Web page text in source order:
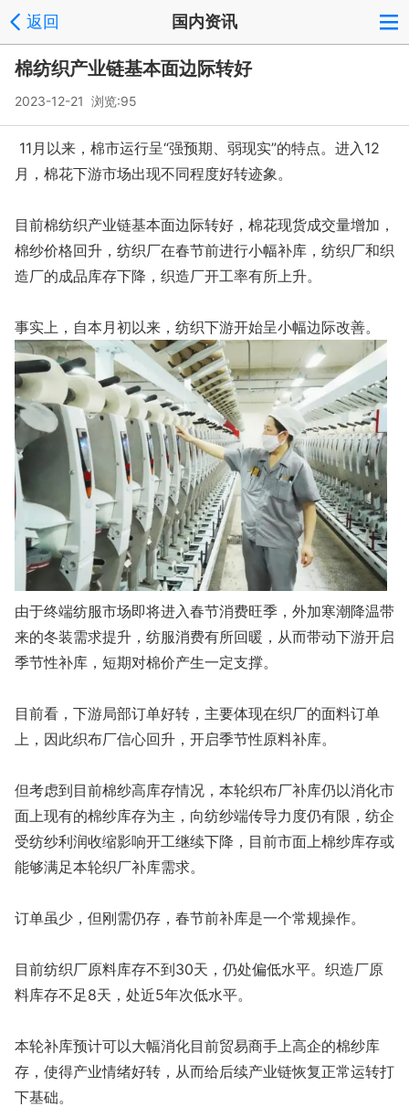
返回 国内资讯
棉纺织产业链基本面边际转好
2023-12-21 浏览:95
11月以来，棉市运行呈“强预期、弱现实”的特点。进入12
月，棉花下游市场出现不同程度好转迹象。
目前棉纺织产业链基本面边际转好，棉花现货成交量增加，
棉纱价格回升，纺织厂在春节前进行小幅补库，纺织厂和织
造厂的成品库存下降，织造厂开工率有所上升。
事实上，自本月初以来，纺织下游开始呈小幅边际改善。
由于终端纺服市场即将进入春节消费旺季，外加寒潮降温带
来的冬装需求提升，纺服消费有所回暖，从而带动下游开启
季节性补库，短期对棉价产生一定支撑。
目前看，下游局部订单好转，主要体现在织厂的面料订单
上，因此织布厂信心回升，开启季节性原料补库。
但考虑到目前棉纱高库存情况，本轮织布厂补库仍以消化市
面上现有的棉纱库存为主，向纺纱端传导力度仍有限，纺企
受纺纱利润收缩影响开工继续下降，目前市面上棉纱库存或
能够满足本轮织厂补库需求。
订单虽少，但刚需仍存，春节前补库是一个常规操作。
目前纺织厂原料库存不到30天，仍处偏低水平。织造厂原
料库存不足8天，处近5年次低水平。
本轮补库预计可以大幅消化目前贸易商手上高企的棉纱库
存，使得产业情绪好转，从而给后续产业链恢复正常运转打
下基础。